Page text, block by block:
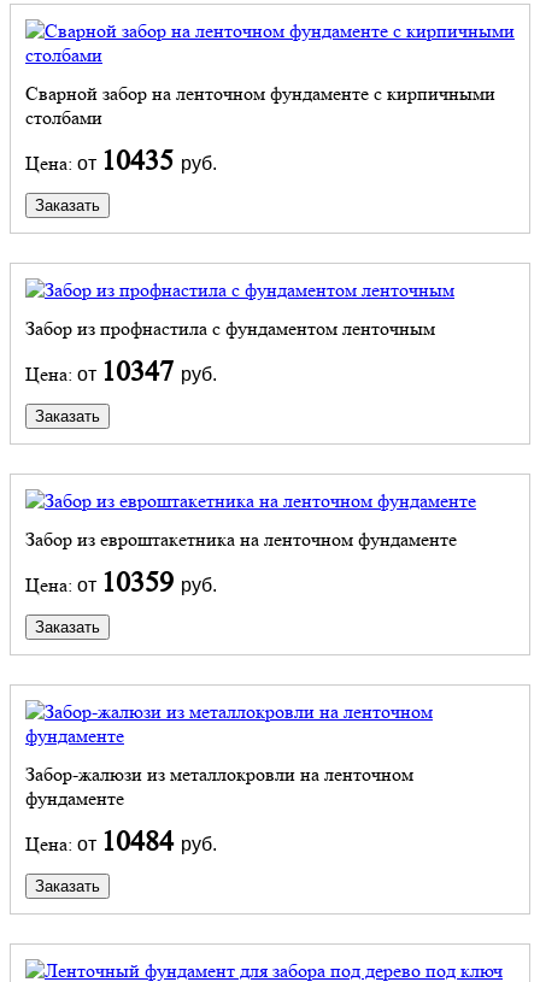
Сварной забор на ленточном фундаменте с кирпичными
столбами
Цена: от 10435 руб.
Заказать
Забор из профнастила с фундаментом ленточным
Цена: от 10347 руб.
Заказать
Забор из евроштакетника на ленточном фундаменте
Цена: от 10359 руб.
Заказать
Забор-жалюзи из металлокровли на ленточном
фундаменте
Цена: от 10484 руб.
Заказать